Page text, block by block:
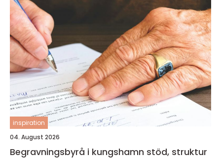
inspiration
04. August 2026
Begravningsbyrå i kungshamn stöd, struktur